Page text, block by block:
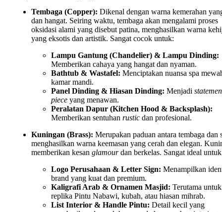
Tembaga (Copper): Dikenal dengan warna kemerahan
dan hangat. Seiring waktu, tembaga akan mengalami proses
oksidasi alami yang disebut patina, menghasilkan warna
yang eksotis dan artistik. Sangat cocok untuk:
Lampu Gantung (Chandelier) & Lampu Dinding:
Memberikan cahaya yang hangat dan nyaman.
Bathtub & Wastafel: Menciptakan nuansa spa
kamar mandi.
Panel Dinding & Hiasan Dinding: Menjadi
piece yang menawan.
Peralatan Dapur (Kitchen Hood & Backsplash):
Memberikan sentuhan rustic dan profesional.
Kuningan (Brass): Merupakan paduan antara tembaga dan
menghasilkan warna keemasan yang cerah dan elegan.
memberikan kesan glamourdan berkelas. Sangat ideal
Logo Perusahaan & Letter Sign: Menampilkan
brand yang kuat dan premium.
Kaligrafi Arab & Ornamen Masjid: Terutama untuk
replika Pintu Nabawi, kubah, atau hiasan mihrab.
List Interior & Handle Pintu: Detail kecil yang